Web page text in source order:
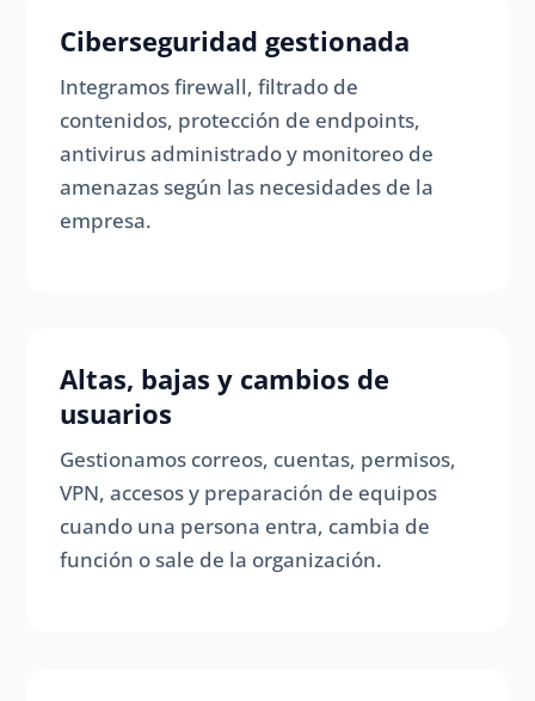
Ciberseguridad gestionada
Integramos firewall, filtrado de
contenidos, protección de endpoints,
antivirus administrado y monitoreo de
amenazas según las necesidades de la
empresa.
Altas, bajas y cambios de
usuarios
Gestionamos correos, cuentas, permisos,
VPN, accesos y preparación de equipos
cuando una persona entra, cambia de
función o sale de la organización.